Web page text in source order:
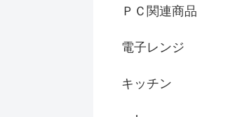
ＰＣ関連商品
電子レンジ
キッチン